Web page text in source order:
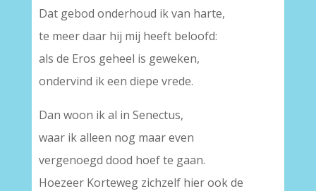
Dat gebod onderhoud ik van harte,
te meer daar hij mij heeft beloofd:
als de Eros geheel is geweken,
ondervind ik een diepe vrede.
Dan woon ik al in Senectus,
waar ik alleen nog maar even
vergenoegd dood hoef te gaan.
Hoezeer Korteweg zichzelf hier ook de